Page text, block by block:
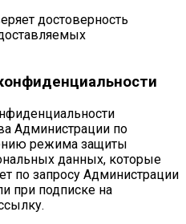
достоверность
Администрации по
режима защиты
данных, которые
по запросу Администрации
при подписке на